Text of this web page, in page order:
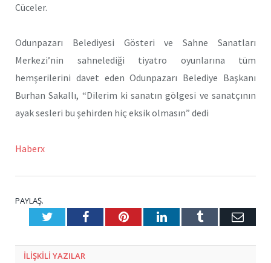
Cüceler.
Odunpazarı Belediyesi Gösteri ve Sahne Sanatları
Merkezi’nin sahnelediği tiyatro oyunlarına tüm
hemşerilerini davet eden Odunpazarı Belediye Başkanı
Burhan Sakallı, “Dilerim ki sanatın gölgesi ve sanatçının
ayak sesleri bu şehirden hiç eksik olmasın” dedi
Haberx
PAYLAŞ.
TwitterFacebookPinterestLinkedInTumblr E-
ILIŞKILI YAZILAR